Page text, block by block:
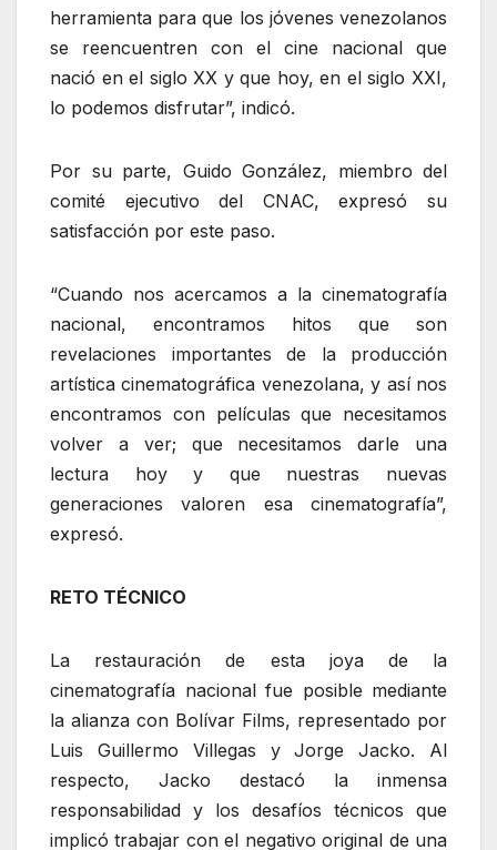
herramienta para que los jóvenes venezolanos
se reencuentren con el cine nacional que
nació en el siglo XX y que hoy, en el siglo XXI,
lo podemos disfrutar”, indicó.
Por su parte, Guido González, miembro del
comité ejecutivo del CNAC, expresó su
satisfacción por este paso.
“Cuando nos acercamos a la cinematografía
nacional, encontramos hitos que son
revelaciones importantes de la producción
artística cinematográfica venezolana, y así nos
encontramos con películas que necesitamos
volver a ver; que necesitamos darle una
lectura hoy y que nuestras nuevas
generaciones valoren esa cinematografía”,
expresó.
RETO TÉCNICO
La restauración de esta joya de la
cinematografía nacional fue posible mediante
la alianza con Bolívar Films, representado por
Luis Guillermo Villegas y Jorge Jacko. Al
respecto, Jacko destacó la inmensa
responsabilidad y los desafíos técnicos que
implicó trabajar con el negativo original de una